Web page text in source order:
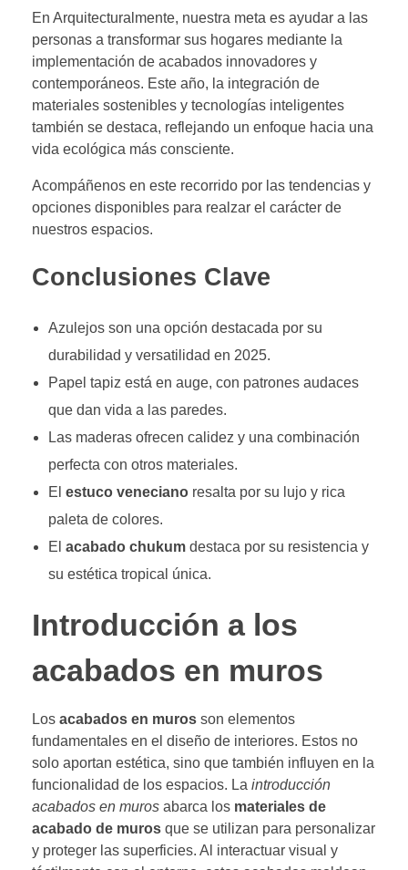
En Arquitecturalmente, nuestra meta es ayudar a las
personas a transformar sus hogares mediante la
implementación de acabados innovadores y
contemporáneos. Este año, la integración de
materiales sostenibles y tecnologías inteligentes
también se destaca, reflejando un enfoque hacia una
vida ecológica más consciente.
Acompáñenos en este recorrido por las tendencias y
opciones disponibles para realzar el carácter de
nuestros espacios.
Conclusiones Clave
Azulejos son una opción destacada por su
durabilidad y versatilidad en 2025.
Papel tapiz está en auge, con patrones audaces
que dan vida a las paredes.
Las maderas ofrecen calidez y una combinación
perfecta con otros materiales.
El estuco venecianoresalta por su lujo y rica
paleta de colores.
El acabado chukumdestaca por su resistencia y
su estética tropical única.
Introducción a los
acabados en muros
Los acabados en muros son elementos
fundamentales en el diseño de interiores. Estos no
solo aportan estética, sino que también influyen en la
funcionalidad de los espacios. La introducción
acabados en muros abarca los materiales de
acabado de muros que se utilizan para personalizar
y proteger las superficies. Al interactuar visual y